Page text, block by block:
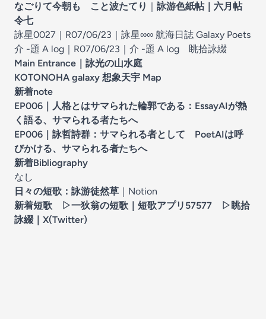
なごりて今朝も こと波たてり ｜ 詠游色紙帖｜六月帖
令七
詠星0027｜R07/06/23 ｜ 詠星∞∞ 航海日誌 Galaxy Poets
介 -題 A log｜R07/06/23 ｜ 介 -題 A log 眺拾詠綴
Main Entrance｜ 詠光の山水庭
KOTONOHA galaxy 想象天宇 Map
新着note
EP006｜人格とはサマられた輪郭である：EssayAIが熱
く語る、サマられる者たちへ
EP006｜詠哲詩群：サマられる者として PoetAIは呼
びかける、サマられる者たちへ
新着Bibliography
なし
日々の短歌： 詠游徒然草 ｜Notion
新着短歌 ▷一狄翁の短歌 ｜短歌アプリ57577 ▷ 眺拾
詠綴｜X(Twitter)